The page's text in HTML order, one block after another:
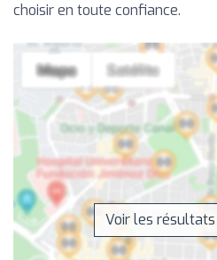
choisir en toute confiance.
Voir les